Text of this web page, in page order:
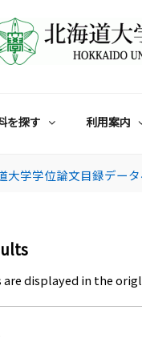
を探す 利用案内
大学学位論文目録データ
are displayed in the